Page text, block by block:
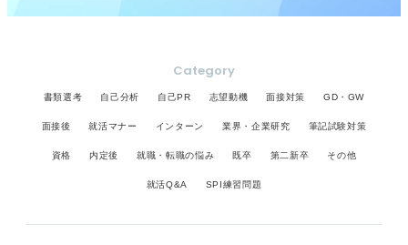
Category
書類選考 自己分析 自己PR 志望動機 面接対策 GD・GW
面接後 就活マナー インターン 業界・企業研究 筆記試験対策
資格 内定後 就職・転職の悩み 既卒 第二新卒 その他
就活Q&A SPI練習問題